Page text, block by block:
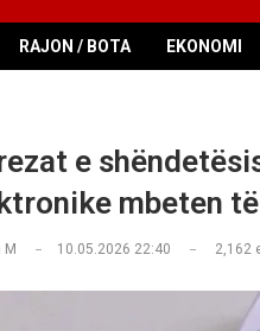
RAJON / BOTA EKONOMI
e
mbeten
M 10.05.2026 22:40 2,162